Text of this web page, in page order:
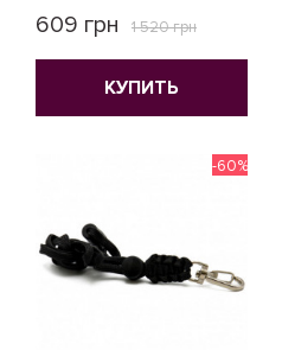
609 грн 1 520 грн
КУПИТЬ
-60%